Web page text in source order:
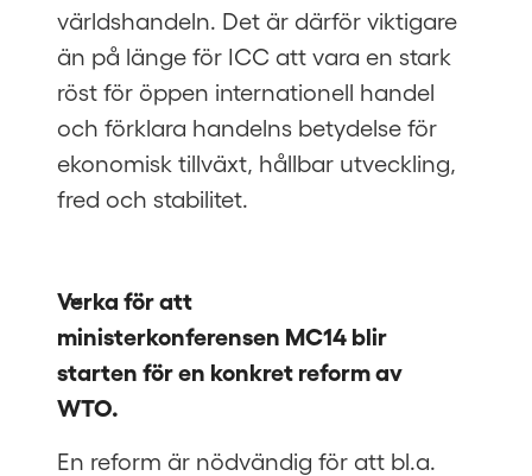
världshandeln. Det är därför viktigare
än på länge för ICC att vara en stark
röst för öppen internationell handel
och förklara handelns betydelse för
ekonomisk tillväxt, hållbar utveckling,
fred och stabilitet.
Verka för att
ministerkonferensen MC14 blir
starten för en konkret reform av
WTO.
En reform är nödvändig för att bl.a.